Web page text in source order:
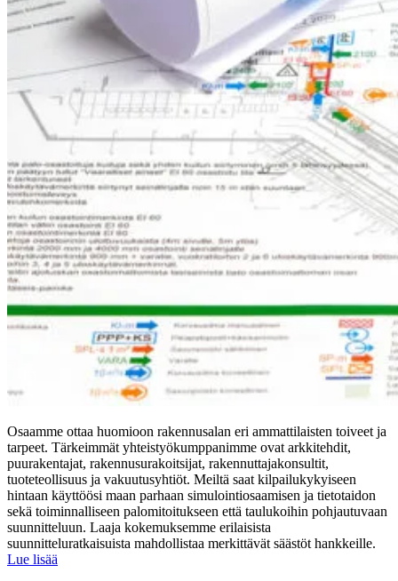
Osaamme ottaa huomioon rakennusalan eri ammattilaisten toiveet ja
tarpeet. Tärkeimmät yhteistyökumppanimme ovat arkkitehdit,
puurakentajat, rakennusurakoitsijat, rakennuttajakonsultit,
tuoteteollisuus ja vakuutusyhtiöt. Meiltä saat kilpailukykyiseen
hintaan käyttöösi maan parhaan simulointiosaamisen ja tietotaidon
sekä toiminnalliseen palomitoitukseen että taulukoihin pohjautuvaan
suunnitteluun. Laaja kokemuksemme erilaisista
suunnitteluratkaisuista mahdollistaa merkittävät säästöt hankkeille.
Lue lisää